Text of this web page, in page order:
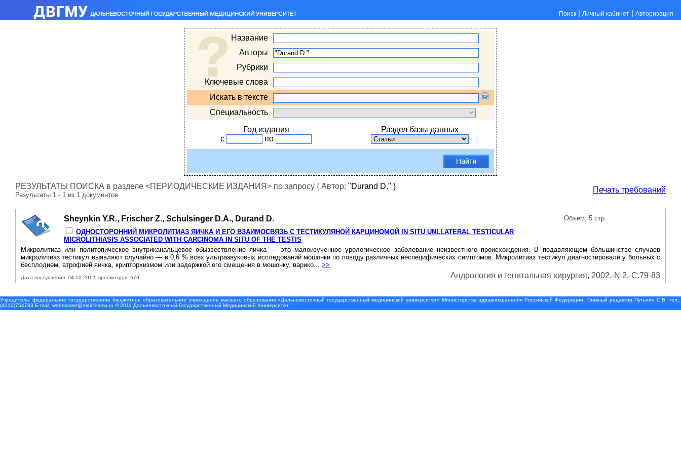
Поиск | Личный кабинет | Авторизация
Название
Авторы
Рубрики
Ключевые слова
Искать в тексте
Специальность
Год издания
Раздел базы данных
с
по
РЕЗУЛЬТАТЫ ПОИСКА в разделе <ПЕРИОДИЧЕСКИЕ ИЗДАНИЯ> по запросу { Автор: "Durand D." }
Результаты 1 - 1 из 1 документов
Печать требований
Sheynkin Y.R., Frischer Z., Schulsinger D.A., Durand D.
ОДНОСТОРОННИЙ МИКРОЛИТИАЗ ЯИЧКА И ЕГО ВЗАИМОСВЯЗЬ С ТЕСТИКУЛЯНОЙ КАРЦИНОМОЙ IN SITU UNLLATERAL TESTICULAR
MICROLITHIASIS ASSOCIATED WITH CARCINOMA IN SITU OF THE TESTIS
Объем: 5 стр.
Микролитиаз или политопическое внутриканальцевое обызвествление яичка — это малоизученное урологическое заболевание неизвестного происхождения. В подавляющем большинстве случаев
микролитиаз тестикул выявляют случайно — в 0,6 % всех ультразвуковых исследований мошонки по поводу различных неспецифических симптомов. Микролитиаз тестикул диагностировали у больных с
бесплодием, атрофией яичка, крипторхизмом или задержкой его смещения в мошонку, варико... >>
Дата поступления: 04-10-2012, просмотров: 679 Андрология и генитальная хирургия, 2002.-N 2.-С.79-83
Учредитель: федеральное государственное бюджетное образовательное учреждение высшего образования «Дальневосточный государственный медицинский университет» Министерства здравоохранения Российской Федерации. Главный редактор Путыгин С.В. тел.:
(4212)754783 Е-mail: webmaster@mail.fesmu.ru © 2011 Дальневосточный Государственный Медицинский Университет